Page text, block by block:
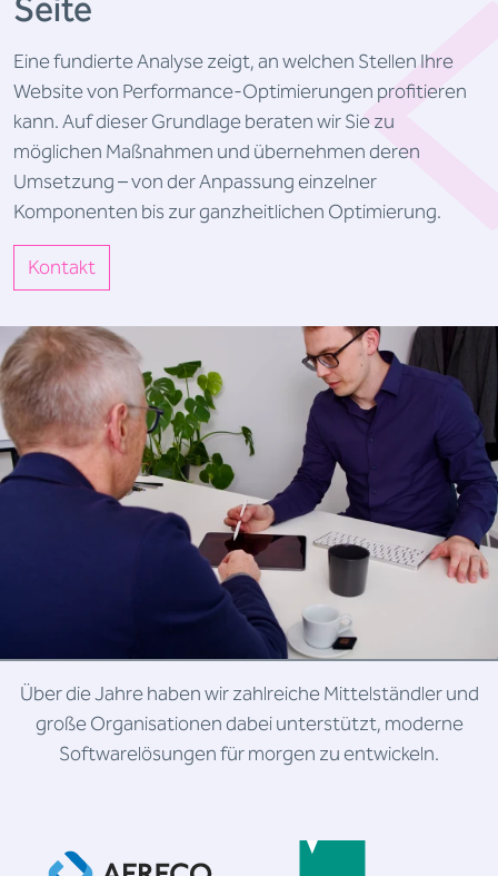
Eine fundierte Analyse zeigt, an welchen Stellen Ihre
Website von Performance-Optimierungen profitieren
kann. Auf dieser Grundlage beraten wir Sie zu
möglichen Maßnahmen und übernehmen deren
Umsetzung – von der Anpassung einzelner
Komponenten bis zur ganzheitlichen Optimierung.
Kontakt
Über die Jahre haben wir zahlreiche Mittelständler und
große Organisationen dabei unterstützt, moderne
Softwarelösungen für morgen zu entwickeln.